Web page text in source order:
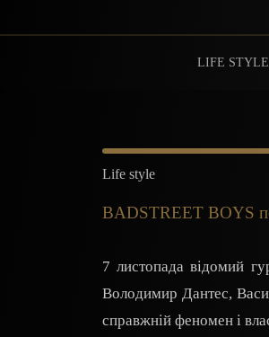
LIFE STYLE
Life style
BADSTREET BOYS
7 листопада відомий
Володимир Дантес,
справжній феномен і